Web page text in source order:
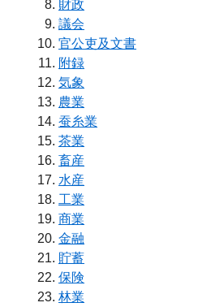
財政
議会
官公吏及文書
附録
気象
農業
蚕糸業
茶業
畜産
水産
工業
商業
金融
貯蓄
保険
林業